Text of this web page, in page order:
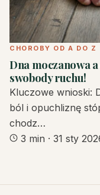
CHOROBY OD A DO Z
Dna moczanowa
swobody ruchu!
Kluczowe wnioski:
ból i opuchliznę
chodz…
3 min · 31 sty